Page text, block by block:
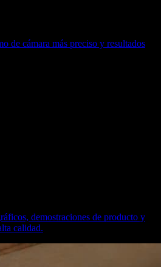
de cámara más preciso y resultados
demostraciones de producto y
calidad.